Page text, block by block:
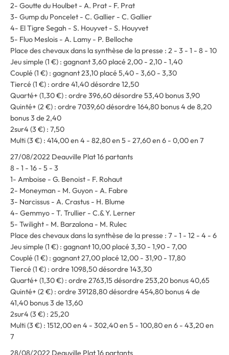
2- Goutte du Houlbet - A. Prat - F. Prat
3- Gump du Poncelet - C. Gallier - C. Gallier
4- El Tigre Segah - S. Houyvet - S. Houyvet
5- Fluo Meslois - A. Lamy - P. Belloche
Place des chevaux dans la synthèse de la presse : 2 - 3 - 1 - 8 - 10
Jeu simple (1 €) : gagnant 3,60 placé 2,00 - 2,10 - 1,40
Couplé (1 €) : gagnant 23,10 placé 5,40 - 3,60 - 3,30
Tiercé (1 €) : ordre 41,40 désordre 12,50
Quarté+ (1,30 €) : ordre 396,60 désordre 53,40 bonus 3,90
Quinté+ (2 €) : ordre 7039,60 désordre 164,80 bonus 4 de 8,20
bonus 3 de 2,40
2sur4 (3 €) : 7,50
Multi (3 €) : 414,00 en 4 - 82,80 en 5 - 27,60 en 6 - 0,00 en 7
27/08/2022 Deauville Plat 16 partants
8 - 1 - 16 - 5 - 3
1- Amboise - G. Benoist - F. Rohaut
2- Moneyman - M. Guyon - A. Fabre
3- Narcissus - A. Crastus - H. Blume
4- Gemmyo - T. Trullier - C.& Y. Lerner
5- Twilight - M. Barzalona - M. Rulec
Place des chevaux dans la synthèse de la presse : 7 - 1 - 12 - 4 - 6
Jeu simple (1 €) : gagnant 10,00 placé 3,30 - 1,90 - 7,00
Couplé (1 €) : gagnant 27,00 placé 12,00 - 31,90 - 17,80
Tiercé (1 €) : ordre 1098,50 désordre 143,30
Quarté+ (1,30 €) : ordre 2763,15 désordre 253,20 bonus 40,65
Quinté+ (2 €) : ordre 39128,80 désordre 454,80 bonus 4 de
41,40 bonus 3 de 13,60
2sur4 (3 €) : 25,20
Multi (3 €) : 1512,00 en 4 - 302,40 en 5 - 100,80 en 6 - 43,20 en
7
28/08/2022 Deauville Plat 16 partants